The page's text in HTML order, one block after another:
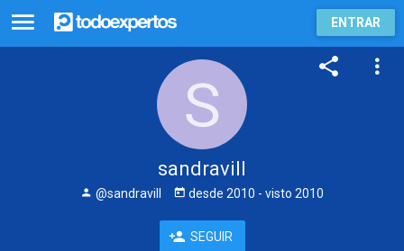
ENTRAR
sandravill
@sandravill desde 2010 - visto 2010
SEGUIR